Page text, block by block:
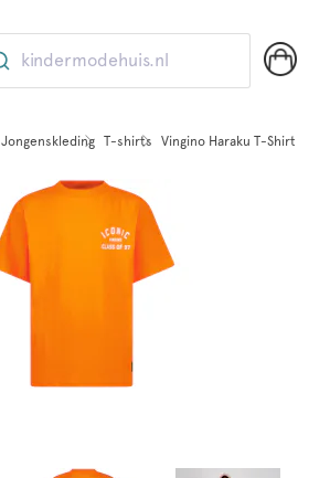
kindermodehuis.nl
Jongenskleding T-shirts Vingino Haraku T-Shirt